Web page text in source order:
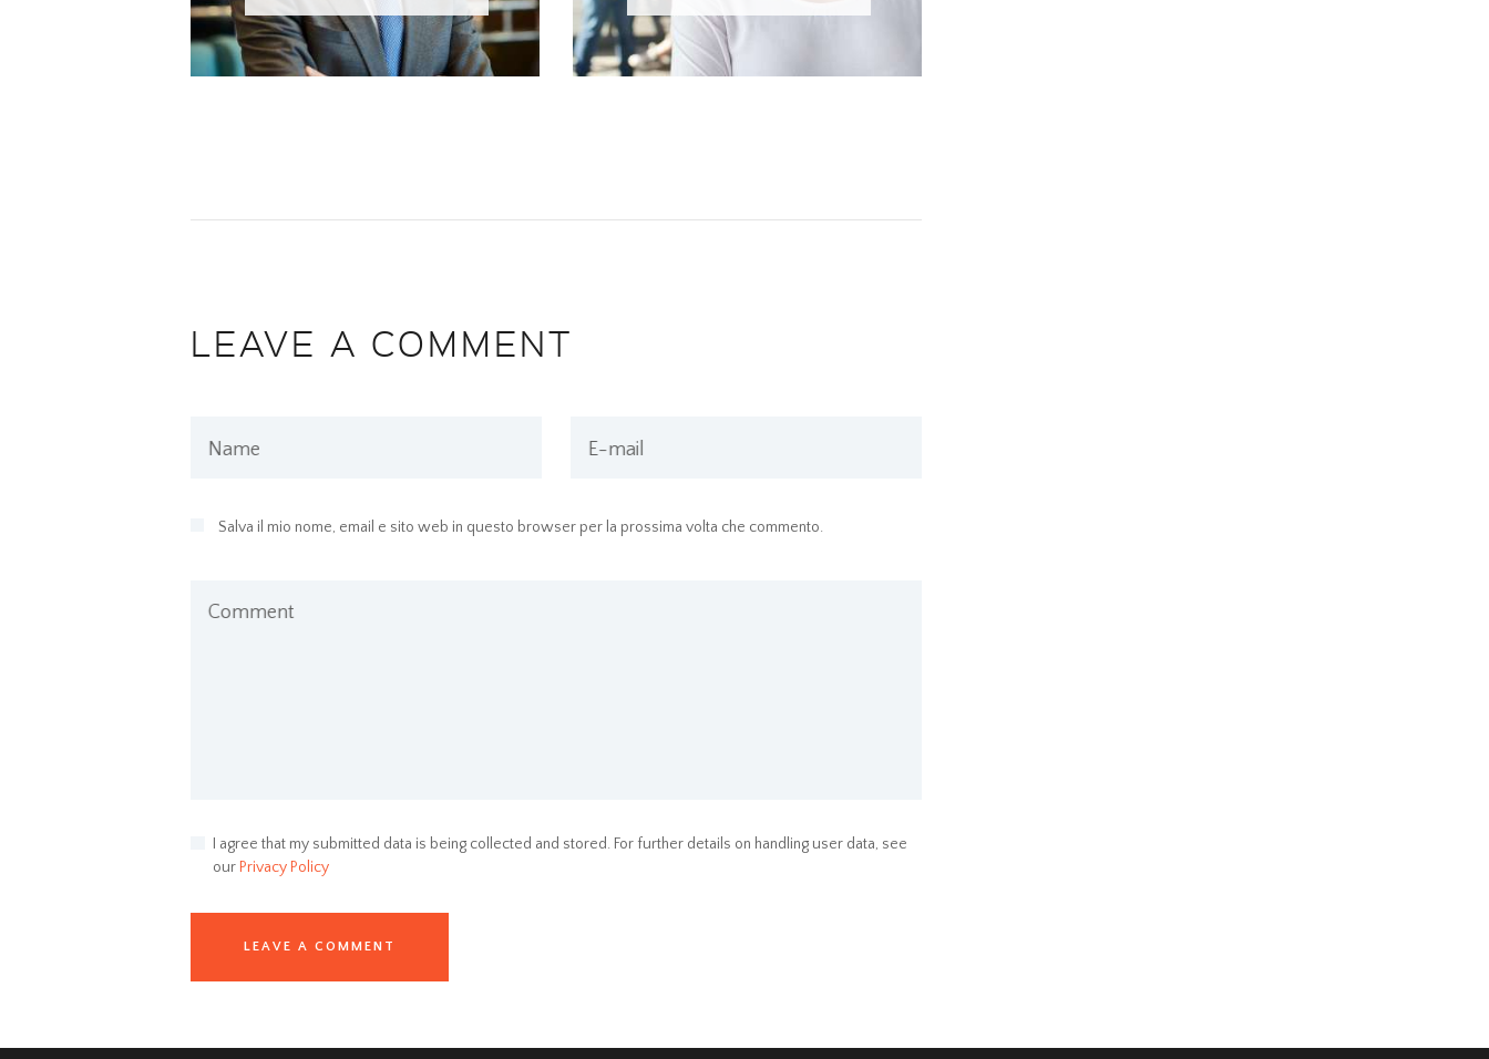
LEAVE A COMMENT
Name E-mail
Salva il mio nome, email e sito web in questo browser per la prossima volta che commento.
Comment
I agree that my submitted data is being collected and stored. For further details on handling user data, see
ourPrivacy Policy